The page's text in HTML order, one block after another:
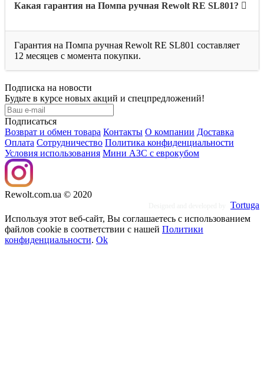
Какая гарантия на Помпа ручная Rewolt RE SL801?
Гарантия на Помпа ручная Rewolt RE SL801 составляет
12 месяцев с момента покупки.
Подписка на новости
Будьте в курсе новых акций и спецпредложений!
Подписаться
Возврат и обмен товара Контакты O компании Доставка
Оплата Сотрудничество Политика конфиденциальности
Условия использования Мини АЗС с еврокубом
Rewolt.com.ua © 2020
Tortuga
Используя этот веб-сайт, Вы соглашаетесь с использованием
файлов cookie в соответствии с нашей Политики
конфиденциальности. Ok